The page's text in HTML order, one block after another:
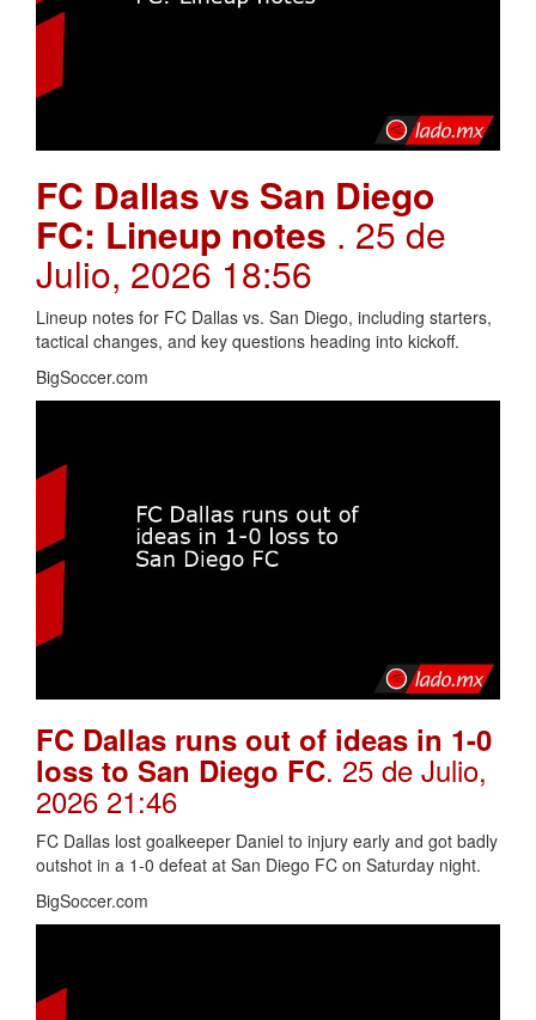
FC Dallas vs San Diego
FC: Lineup notes . 25 de
Julio, 2026 18:56
Lineup notes for FC Dallas vs. San Diego, including starters,
tactical changes, and key questions heading into kickoff.
BigSoccer.com
FC Dallas runs out of ideas in 1-0
loss to San Diego FC. 25 de Julio,
2026 21:46
FC Dallas lost goalkeeper Daniel to injury early and got badly
outshot in a 1-0 defeat at San Diego FC on Saturday night.
BigSoccer.com